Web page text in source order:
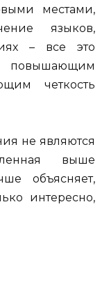
местами,
языков,
– все это
четкость
не являются
выше
объясняет,
интересно,